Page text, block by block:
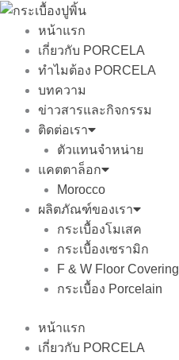
Skip
content
หน้าแรก
เกี่ยวกับ PORCELA
ทำไมต้อง PORCELA
บทความ
ข่าวสารและกิจกรรม
ติดต่อเรา
ตัวแทนจำหน่าย
แคตตาล็อก
Morocco
ผลิตภัณฑ์ของเรา
กระเบื้องโมเสค
กระเบื้องเซรามิก
F & W Floor Covering
กระเบื้อง Porcelain
หน้าแรก
เกี่ยวกับ PORCELA